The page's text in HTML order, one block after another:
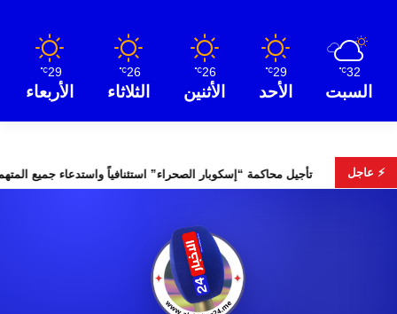
32
℃
السبت
29
℃
الأحد
26
℃
الأثنين
26
℃
الثلاثاء
29
℃
الأربعاء
⚡ عاجلالتشريعية تأجيل محاكمة “إسكوبار الصحراء” استئنافياً